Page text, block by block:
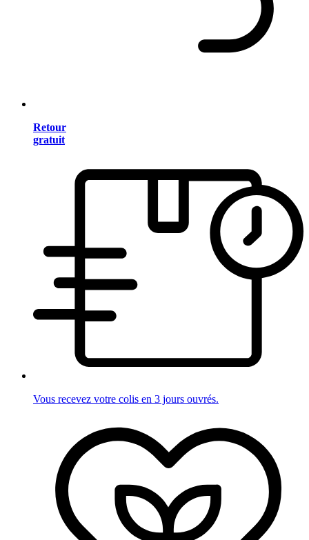
Retour
gratuit
Vous recevez votre colis en 3 jours ouvrés.